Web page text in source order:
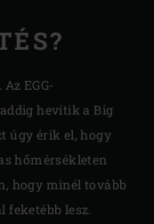
EGG-
hevítik a Big
úgy érik el, hogy
hőmérsékleten
hogy minél tovább
feketébb lesz.